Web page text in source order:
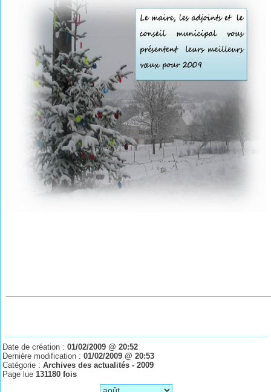
Date de création :01/02/2009 @ 20:52
Dernière modification :01/02/2009 @ 20:53
Catégorie :Archives des actualités - 2009
Page lue 131180 fois